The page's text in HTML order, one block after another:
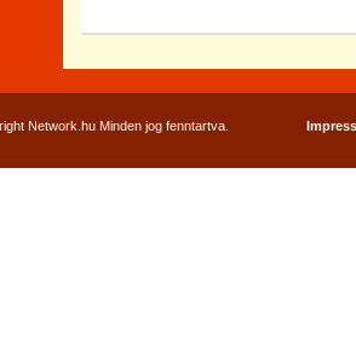
Network.hu Minden jog fenntartva.